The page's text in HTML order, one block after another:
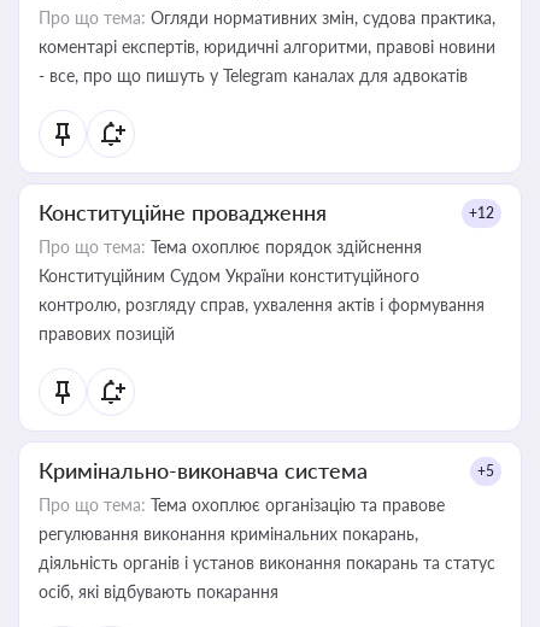
Про що тема: Огляди нормативних змін, судова практика,
коментарі експертів, юридичні алгоритми, правові новини
- все, про що пишуть у Telegram каналах для адвокатів
Конституційне провадження +12
Про що тема: Тема охоплює порядок здійснення
Конституційним Судом України конституційного
контролю, розгляду справ, ухвалення актів і формування
правових позицій
Кримінально-виконавча система +5
Про що тема: Тема охоплює організацію та правове
регулювання виконання кримінальних покарань,
діяльність органів і установ виконання покарань та статус
осіб, які відбувають покарання